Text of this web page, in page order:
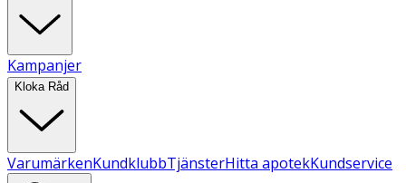
Kampanjer
Kloka Råd
VarumärkenKundklubbTjänsterHitta apotekKundservice